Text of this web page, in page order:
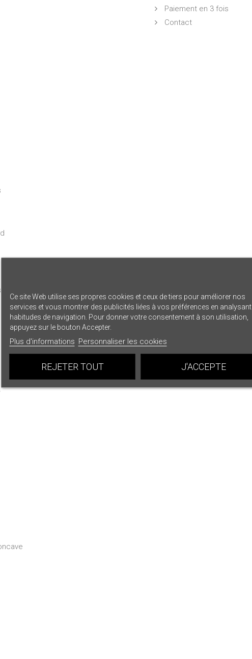
Paiement en 3 fois
Contact
Ce site Web utilise ses propres cookies et ceux de tiers pour améliorer nos
services et vous montrer des publicités liées à vos préférences en
habitudes de navigation. Pour donner votre consentement à son utilisation,
appuyez sur le bouton Accepter.
Plus d'informations Personnaliser les cookies
REJETER TOUT J'ACCEPTE